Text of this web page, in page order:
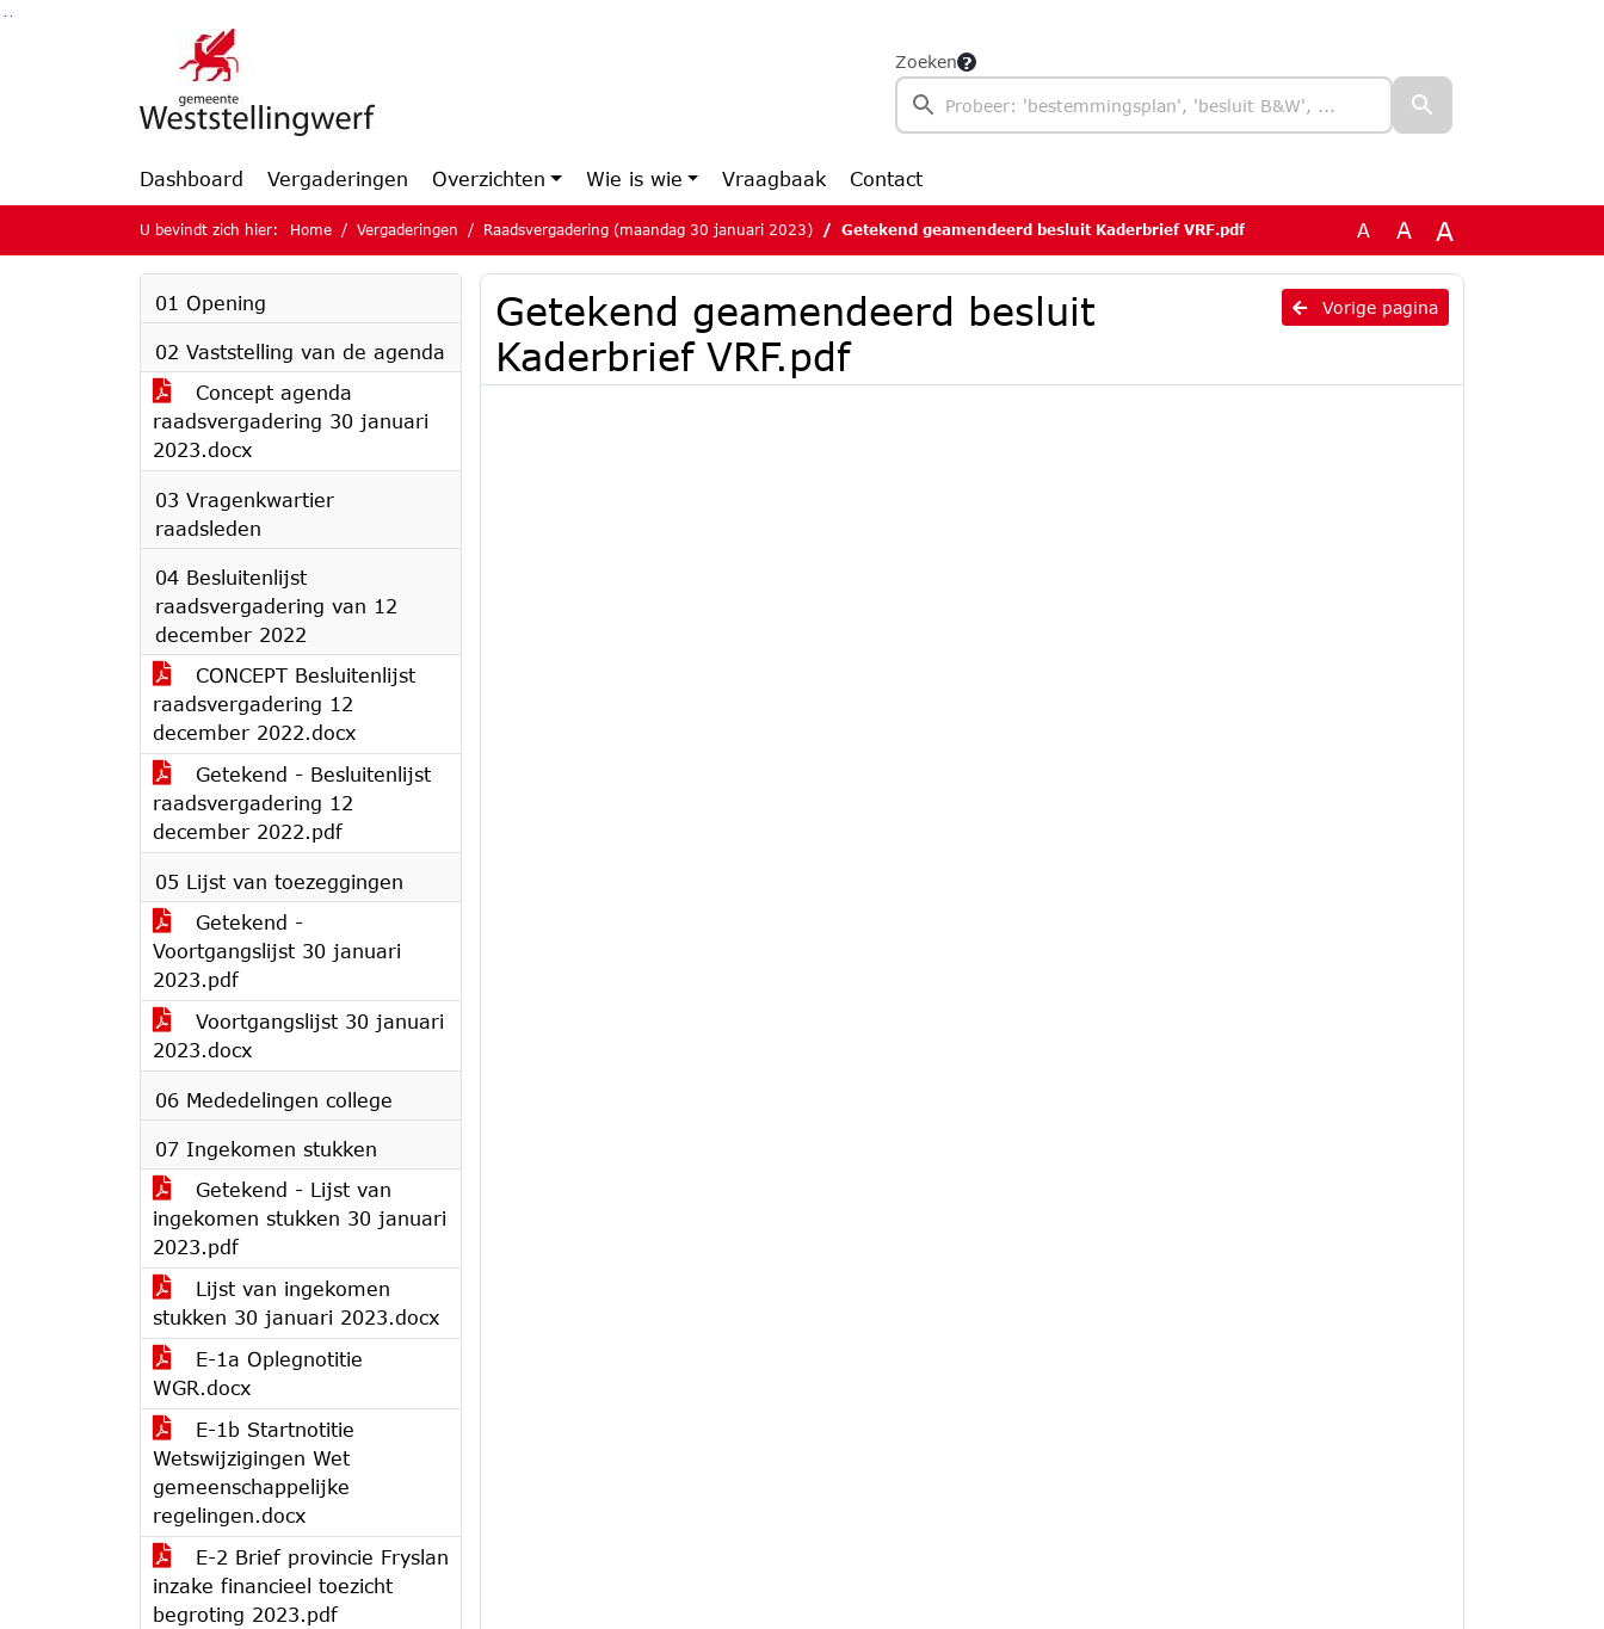
Ga naar de inhoud van deze pagina
Zoeken
Dashboard Vergaderingen Overzichten Wie is wie Vraagbaak Contact
U bevindt zich hier: Home Vergaderingen Raadsvergadering (maandag 30 januari 2023) Getekend geamendeerd besluit Kaderbrief VRF.pdf A A A
01 Opening
02 Vaststelling van de agenda
Concept agenda
raadsvergadering 30 januari
2023.docx
03 Vragenkwartier
raadsleden
04 Besluitenlijst
raadsvergadering van 12
december 2022
CONCEPT Besluitenlijst
raadsvergadering 12
december 2022.docx
Getekend - Besluitenlijst
raadsvergadering 12
december 2022.pdf
05 Lijst van toezeggingen
Getekend -
Voortgangslijst 30 januari
2023.pdf
Voortgangslijst 30 januari
2023.docx
06 Mededelingen college
07 Ingekomen stukken
Getekend - Lijst van
ingekomen stukken 30 januari
2023.pdf
Lijst van ingekomen
stukken 30 januari 2023.docx
E-1a Oplegnotitie
WGR.docx
E-1b Startnotitie
Wetswijzigingen Wet
gemeenschappelijke
regelingen.docx
E-2 Brief provincie Fryslan
inzake financieel toezicht
begroting 2023.pdf
Vorige pagina
Getekend geamendeerd besluit
Kaderbrief VRF.pdf